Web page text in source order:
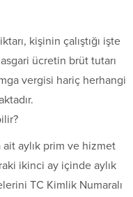
kişinin çalıştığı işte
ücretin brüt tutarı
vergisi hariç herhangi
ait aylık prim ve hizmet
ikinci ay içinde aylık
TC Kimlik Numaralı